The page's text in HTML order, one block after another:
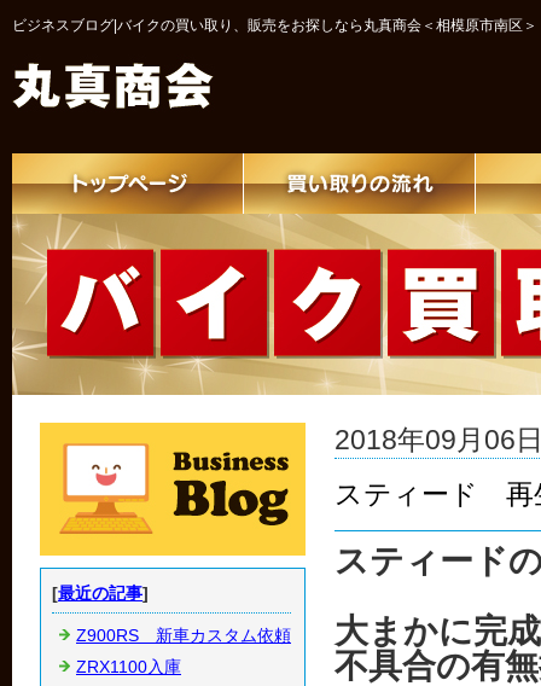
ビジネスブログ|バイクの買い取り、販売をお探しなら丸真商会＜相模原市南区＞
2018年09月06
スティード
スティード
大まかに完
不具合の有
[最近の記事]
Z900RS 新車カスタム依頼
ZRX1100入庫